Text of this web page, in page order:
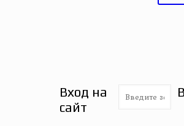
Вход на
сайт